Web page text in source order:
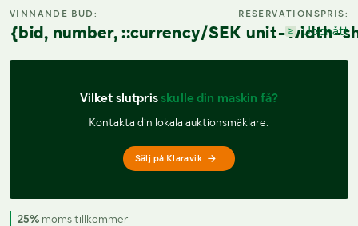
VINNANDE BUD:
{bid, number, ::currency/SEK unit-width-
RESERVATIONSPRIS:
Uppnått
Vilket slutpris skulle din maskin få?
Kontakta din lokala auktionsmäklare.
Sälj på Klaravik
25% moms tillkommer